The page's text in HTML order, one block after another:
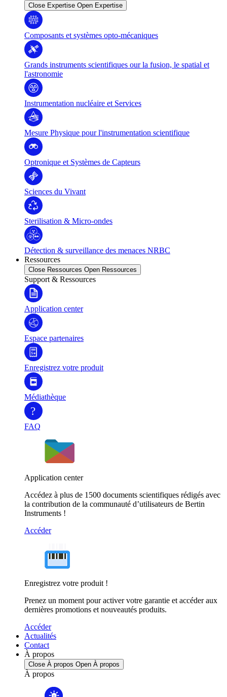
Close Expertise Open Expertise
Composants et systèmes opto-mécaniques
Grands instruments scientifiques our la fusion, le spatial et
l'astronomie
Instrumentation nucléaire et Services
Mesure Physique pour l'instrumentation scientifique
Optronique et Systèmes de Capteurs
Sciences du Vivant
Sterilisation & Micro-ondes
Détection & surveillance des menaces NRBC
Ressources
Close Ressources Open Ressources
Support & Ressources
Application center
Espace partenaires
Enregistrez votre produit
Médiathèque
?
FAQ
Application center
Accédez à plus de 1500 documents scientifiques rédigés avec
la contribution de la communauté d’utilisateurs de Bertin
Instruments !
Accéder
Enregistrez votre produit !
Prenez un moment pour activer votre garantie et accéder aux
dernières promotions et nouveautés produits.
Accéder
Actualités
Contact
À propos
Close À propos Open À propos
À propos